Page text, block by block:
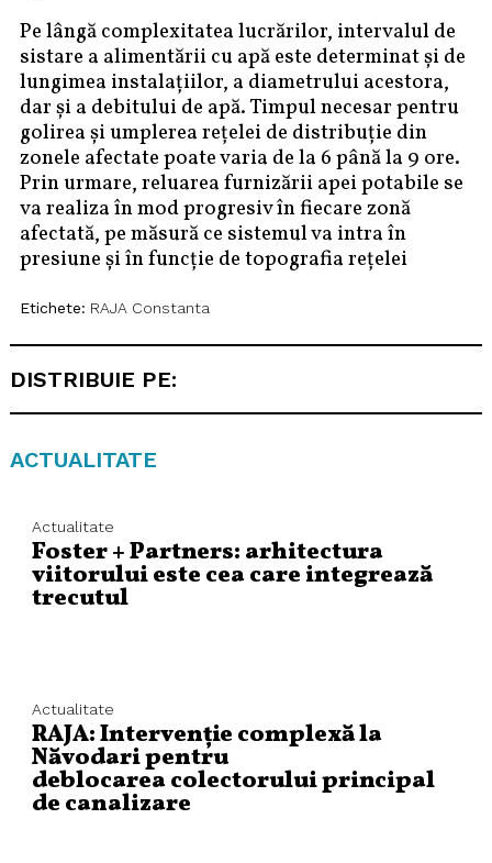
Pe lângă complexitatea lucrărilor, intervalul de
sistare a alimentării cu apă este determinat și de
lungimea instalațiilor, a diametrului acestora,
dar și a debitului de apă. Timpul necesar pentru
golirea și umplerea rețelei de distribuție din
zonele afectate poate varia de la 6 până la 9 ore.
Prin urmare, reluarea furnizării apei potabile se
va realiza în mod progresiv în fiecare zonă
afectată, pe măsură ce sistemul va intra în
presiune și în funcție de topografia rețelei
Etichete: RAJA Constanta
DISTRIBUIE PE:
ACTUALITATE
Actualitate
Foster + Partners: arhitectura
viitorului este cea care integrează
trecutul
Actualitate
RAJA: Intervenție complexă la
Năvodari pentru
deblocarea colectorului principal
de canalizare